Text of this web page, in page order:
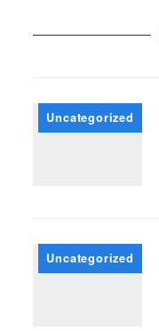
Uncategorized
Uncategorized